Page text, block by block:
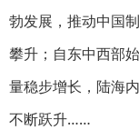
勃发展，推动中国
攀升；自东中西部
量稳步增长，陆海
不断跃升……